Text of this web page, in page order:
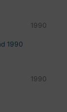
1990
1990
1990